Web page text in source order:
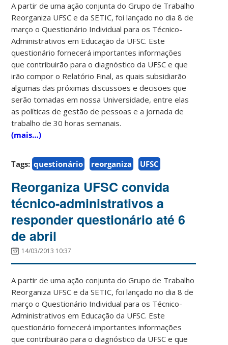
A partir de uma ação conjunta do Grupo de Trabalho
Reorganiza UFSC e da SETIC, foi lançado no dia 8 de
março o Questionário Individual para os Técnico-
Administrativos em Educação da UFSC. Este
questionário fornecerá importantes informações
que contribuirão para o diagnóstico da UFSC e que
irão compor o Relatório Final, as quais subsidiarão
algumas das próximas discussões e decisões que
serão tomadas em nossa Universidade, entre elas
as políticas de gestão de pessoas e a jornada de
trabalho de 30 horas semanais.
(mais…)
Tags: questionário reorganiza UFSC
Reorganiza UFSC convida
técnico-administrativos a
responder questionário até 6
de abril
14/03/2013 10:37
A partir de uma ação conjunta do Grupo de Trabalho
Reorganiza UFSC e da SETIC, foi lançado no dia 8 de
março o Questionário Individual para os Técnico-
Administrativos em Educação da UFSC. Este
questionário fornecerá importantes informações
que contribuirão para o diagnóstico da UFSC e que